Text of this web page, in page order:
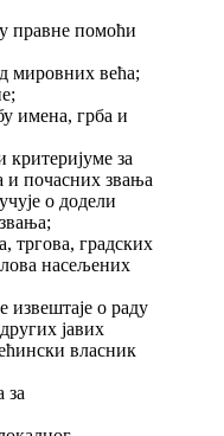
правне помоћи
мировних већа;
имена, грба и
критеријуме за
и почасних звања
о додели
тргова, градских
насељених
извештаје о раду
јавих
власник
за